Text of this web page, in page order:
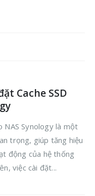
Cache SSD
NAS Synology là một
trọng, giúp tăng hiệu
động của hệ thống
việc cài đặt...